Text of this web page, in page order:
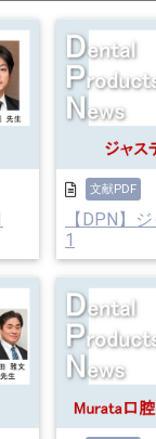
文献PDF
【DPN】
1